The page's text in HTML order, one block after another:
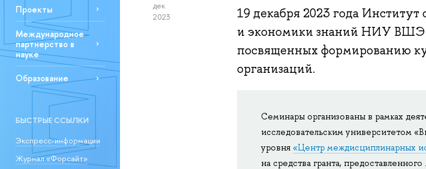
Проекты
Международное
партнерство в
науке
Образование
БЫСТРЫЕ ССЫЛКИ
Экспресс-информации
Журнал «Форсайт»
дек
2023
19 декабря 2023 года Институт
и экономики знаний НИУ ВШЭ
посвященных формированию
организаций.
Семинары организованы в рамках
исследовательским университетом
уровня«Центр междисциплинарных
на средства гранта,